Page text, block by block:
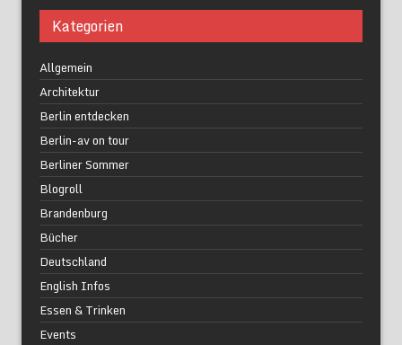
Kategorien
Allgemein
Architektur
Berlin entdecken
Berlin-av on tour
Berliner Sommer
Blogroll
Brandenburg
Bücher
Deutschland
English Infos
Essen & Trinken
Events